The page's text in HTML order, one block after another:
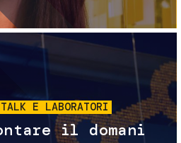
Immagine
E LABORATORI
il domani